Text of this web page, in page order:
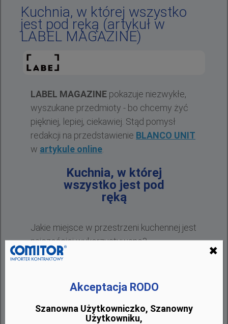
Kuchnia, w której wszystko
jest pod ręką (artykuł w
LABEL MAGAZINE)
LABEL MAGAZINE pokazuje niezwykłe,
wyszukane przedmioty - bo chcemy żyć
piękniej, lepiej, ciekawiej. Stąd pomysł
redakcji na przedstawienie BLANCO UNIT
w artykule online
Kuchnia, w której
wszystko jest pod
ręką
Jakie miejsce w przestrzeni kuchennej jest
najczęściej wykorzystywane?
Zlewozmywak! 60% czasu spędzanego w
czynności wykonywane właśnie przy nim.
Warto więc pomyśleć o tym, żeby uczynić
to miejsce jeszcze bardziej funkcjonalnym.
Akceptacja RODO
Szanowna Użytkowniczko, Szanowny
Użytkowniku,
✖